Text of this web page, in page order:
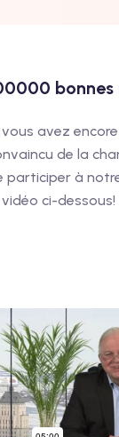
bonnes
vous avez
de la
participer à
ci-dessous!